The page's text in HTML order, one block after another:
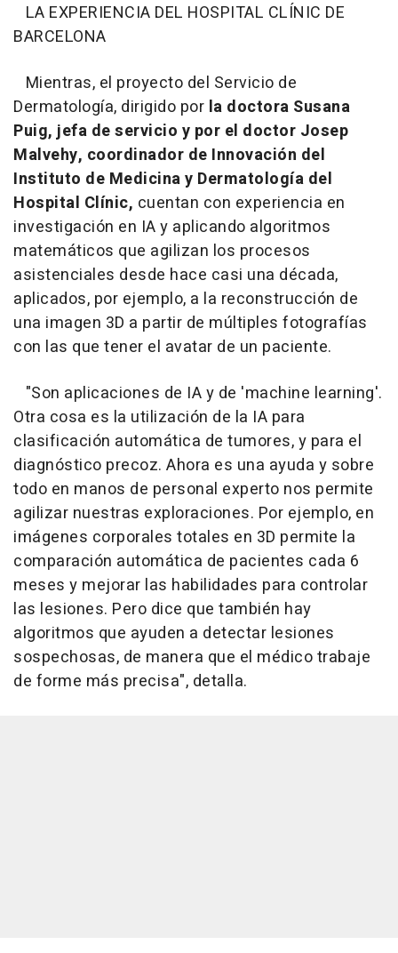
LA EXPERIENCIA DEL HOSPITAL CLÍNIC DE
BARCELONA
Mientras, el proyecto del Servicio de
Dermatología, dirigido por la doctora Susana
Puig, jefa de servicio y por el doctor Josep
Malvehy, coordinador de Innovación del
Instituto de Medicina y Dermatología del
Hospital Clínic, cuentan con experiencia en
investigación en IA y aplicando algoritmos
matemáticos que agilizan los procesos
asistenciales desde hace casi una década,
aplicados, por ejemplo, a la reconstrucción de
una imagen 3D a partir de múltiples fotografías
con las que tener el avatar de un paciente.
"Son aplicaciones de IA y de 'machine learning'.
Otra cosa es la utilización de la IA para
clasificación automática de tumores, y para el
diagnóstico precoz. Ahora es una ayuda y sobre
todo en manos de personal experto nos permite
agilizar nuestras exploraciones. Por ejemplo, en
imágenes corporales totales en 3D permite la
comparación automática de pacientes cada 6
meses y mejorar las habilidades para controlar
las lesiones. Pero dice que también hay
algoritmos que ayuden a detectar lesiones
sospechosas, de manera que el médico trabaje
de forme más precisa", detalla.